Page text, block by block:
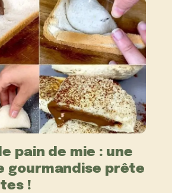
pain de mie : une
gourmandise prête
!